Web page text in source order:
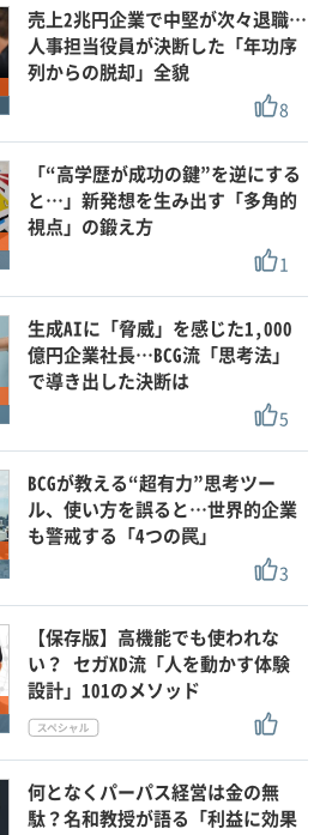
売上2兆円企業で中堅が次々退職…
人事担当役員が決断した「年功序
列からの脱却」全貌
8
「“高学歴が成功の鍵”を逆にする
と…」新発想を生み出す「多角的
視点」の鍛え方
1
生成AIに「脅威」を感じた1,000
億円企業社長…BCG流「思考法」
で導き出した決断は
5
BCGが教える“超有力”思考ツー
ル、使い方を誤ると…世界的企業
も警戒する「4つの罠」
3
【保存版】高機能でも使われな
い？ セガXD流「人を動かす体験
設計」101のメソッド
何となくパーパス経営は金の無
駄？名和教授が語る「利益に効果